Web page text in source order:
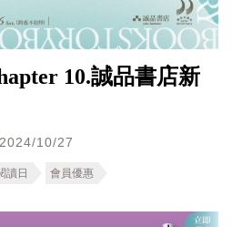
10.誠品書店新
10/27
讀日 會員優惠